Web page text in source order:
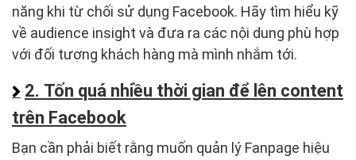
năng khi từ chối sử dụng Facebook. Hãy tìm hiểu kỹ
về audience insight và đưa ra các nội dung phù hợp
với đối tượng khách hàng mà mình nhắm tới.
2. Tốn quá nhiều thời gian để lên content
trên Facebook
Bạn cần phải biết rằng muốn quản lý Fanpage hiệu